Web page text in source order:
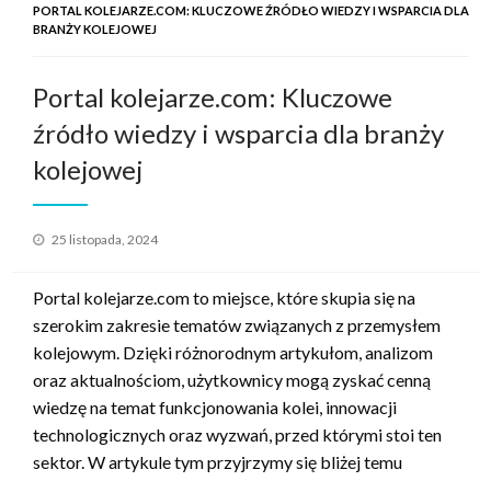
PORTAL KOLEJARZE.COM: KLUCZOWE ŹRÓDŁO WIEDZY I WSPARCIA DLA
BRANŻY KOLEJOWEJ
Portal kolejarze.com: Kluczowe
źródło wiedzy i wsparcia dla branży
kolejowej
Opublikowane
25 listopada, 2024
Portal kolejarze.com to miejsce, które skupia się na
szerokim zakresie tematów związanych z przemysłem
kolejowym. Dzięki różnorodnym artykułom, analizom
oraz aktualnościom, użytkownicy mogą zyskać cenną
wiedzę na temat funkcjonowania kolei, innowacji
technologicznych oraz wyzwań, przed którymi stoi ten
sektor. W artykule tym przyjrzymy się bliżej temu